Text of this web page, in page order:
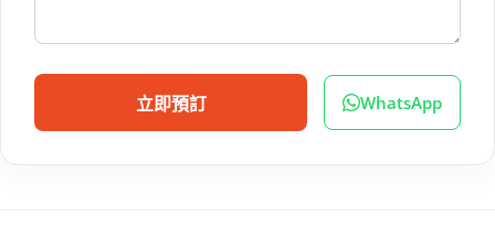
立即預訂 WhatsApp